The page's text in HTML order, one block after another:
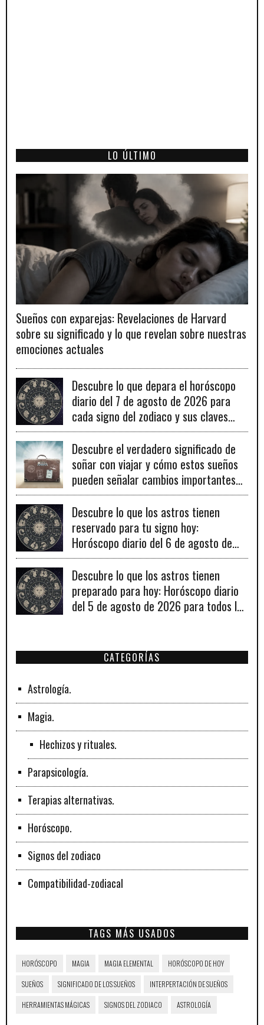
LO ÚLTIMO
Sueños con exparejas: Revelaciones de Harvard
sobre su significado y lo que revelan sobre nuestras
emociones actuales
Descubre lo que depara el horóscopo
diario del 7 de agosto de 2026 para
cada signo del zodiaco y sus claves
para el éxito.
Descubre el verdadero significado de
soñar con viajar y cómo estos sueños
pueden señalar cambios importantes
en tu vida personal y profesional.
Descubre lo que los astros tienen
reservado para tu signo hoy:
Horóscopo diario del 6 de agosto de
2026
Descubre lo que los astros tienen
preparado para hoy: Horóscopo diario
del 5 de agosto de 2026 para todos los
CATEGORÍAS
Astrología.
Magia.
Hechizos y rituales.
Parapsicología.
Terapias alternativas.
Horóscopo.
Signos del zodiaco
Compatibilidad-zodiacal
TAGS MÁS USADOS
HORÓSCOPO MAGIA MAGIA ELEMENTAL HORÓSCOPO DE HOY
SUEÑOS SIGNIFICADO DE LOS SUEÑOS INTERPERTACIÓN DE SUEÑOS
HERRAMIENTAS MÁGICAS SIGNOS DEL ZODIACO ASTROLOGÍA